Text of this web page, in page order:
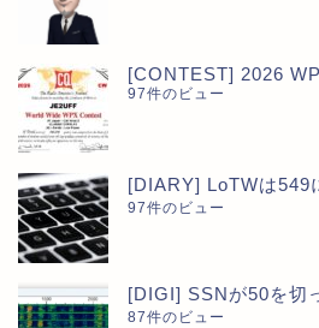
[CONTEST] 2026
97件のビュー
[DIARY] LoTWは549
97件のビュー
[DIGI] SSNが50を切
87件のビュー